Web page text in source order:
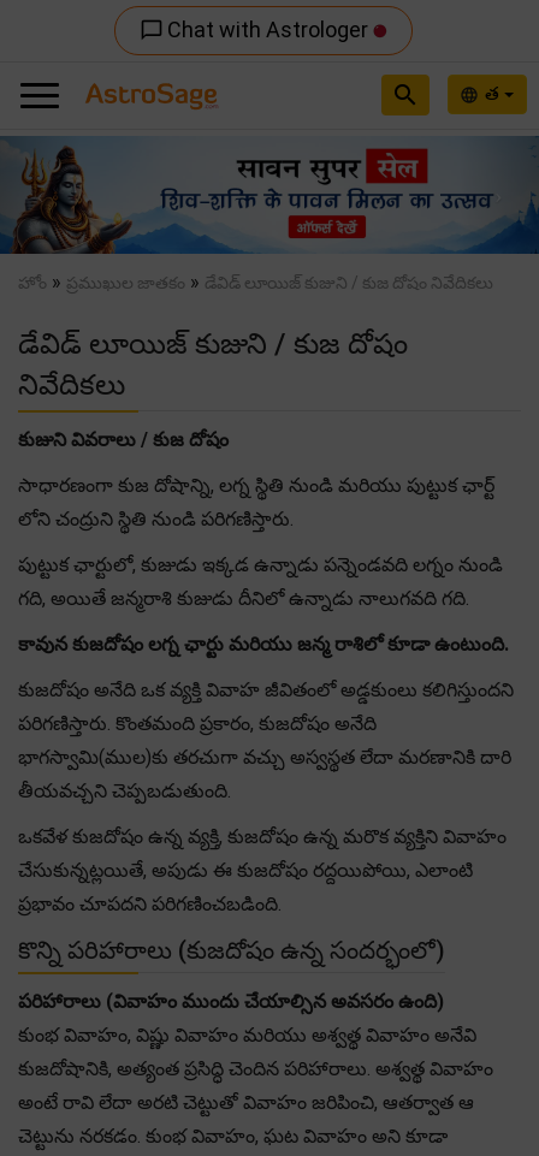
chat_bubble_outline Chat with Astrologer
language త
search
Previous
హోం » ప్రముఖుల జాతకం » డేవిడ్ లూయిజ్ కుజుని / కుజ దోషం నివేదికలు
డేవిడ్ లూయిజ్ కుజుని / కుజ దోషం
నివేదికలు
కుజుని వివరాలు / కుజ దోషం
సాధారణంగా కుజ దోషాన్ని, లగ్న స్థితి నుండి మరియు పుట్టుక ఛార్ట్
లోని చంద్రుని స్థితి నుండి పరిగణిస్తారు.
పుట్టుక ఛార్టులో, కుజుడు ఇక్కడ ఉన్నాడు పన్నెండవది లగ్నం నుండి
గది, అయితే జన్మరాశి కుజుడు దీనిలో ఉన్నాడు నాలుగవది గది.
కావున కుజదోషం లగ్న ఛార్టు మరియు జన్మ రాశిలో కూడా ఉంటుంది.
కుజదోషం అనేది ఒక వ్యక్తి వివాహ జీవితంలో అడ్డకుంలు కలిగిస్తుందని
పరిగణిస్తారు. కొంతమంది ప్రకారం, కుజదోషం అనేది
భాగస్వామి(ముల)కు తరచుగా వచ్చు అస్వస్థత లేదా మరణానికి దారి
తీయవచ్చని చెప్పబడుతుంది.
ఒకవేళ కుజదోషం ఉన్న వ్యక్తి, కుజదోషం ఉన్న మరొక వ్యక్తిని వివాహం
చేసుకున్నట్లయితే, అపుడు ఈ కుజదోషం రద్దయిపోయి, ఎలాంటి
ప్రభావం చూపదని పరిగణించబడింది.
కొన్ని పరిహారాలు (కుజదోషం ఉన్న సందర్భంలో)
పరిహారాలు (వివాహం ముందు చేయాల్సిన అవసరం ఉంది)
కుంభ వివాహం, విష్ణు వివాహం మరియు అశ్వత్థ వివాహం అనేవి
కుజదోషానికి, అత్యంత ప్రసిద్ధి చెందిన పరిహారాలు. అశ్వత్థ వివాహం
అంటే రావి లేదా అరటి చెట్టుతో వివాహం జరిపించి, ఆతర్వాత ఆ
చెట్టును నరకడం. కుంభ వివాహం, ఘట వివాహం అని కూడా